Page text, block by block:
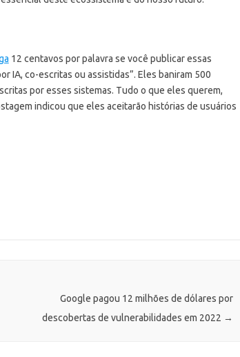
12 centavos por palavra se você publicar essas
IA, co-escritas ou assistidas”. Eles baniram 500
por esses sistemas. Tudo o que eles querem,
indicou que eles aceitarão histórias de usuários
Google pagou 12 milhões de dólares por
descobertas de vulnerabilidades em 2022 →